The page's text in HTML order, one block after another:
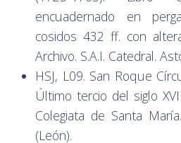
encuadernado en
cosidos 432 ff. con
Archivo. S.A.I. Catedral.
HSJ, L09. San Roque
Último tercio del siglo
Colegiata de Santa
(León).